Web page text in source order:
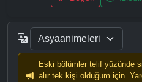
Eski bölümler telif yüzünde
alır tek kişi olduğum için.